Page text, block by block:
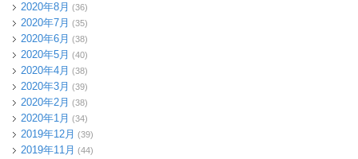
2020年8月 (36)
2020年7月 (35)
2020年6月 (38)
2020年5月 (40)
2020年4月 (38)
2020年3月 (39)
2020年2月 (38)
2020年1月 (34)
2019年12月 (39)
2019年11月 (44)